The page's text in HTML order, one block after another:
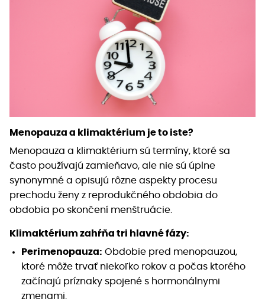
Menopauza a klimaktérium je to iste?
Menopauza a klimaktérium sú termíny, ktoré sa
často používajú zamieňavo, ale nie sú úplne
synonymné a opisujú rôzne aspekty procesu
prechodu ženy z reprodukčného obdobia do
obdobia po skončení menštruácie.
Klimaktérium zahŕňa tri hlavné fázy:
Perimenopauza: Obdobie pred menopauzou,
ktoré môže trvať niekoľko rokov a počas ktorého
začínajú príznaky spojené s hormonálnymi
zmenami.